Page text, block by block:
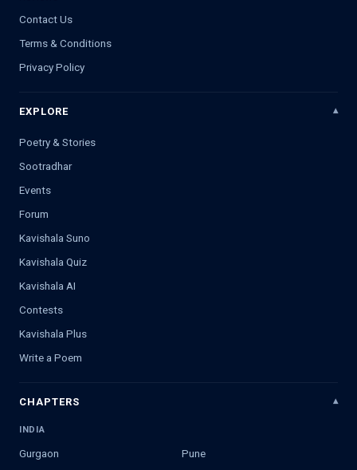
Contact Us
Terms & Conditions
Privacy Policy
EXPLORE
Poetry & Stories
Sootradhar
Events
Forum
Kavishala Suno
Kavishala Quiz
Kavishala AI
Contests
Kavishala Plus
Write a Poem
CHAPTERS
INDIA
Gurgaon
Pune